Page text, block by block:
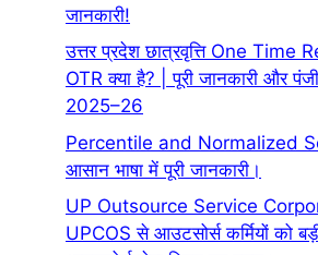
जानकारी!
उत्तर प्रदेश छात्रवृत्ति One Time
OTR क्या है? | पूरी जानकारी और
2025–26
Percentile and Normalized
आसान भाषा में पूरी जानकारी।
UP Outsource Service
UPCOS से आउटसोर्स कर्मियों को